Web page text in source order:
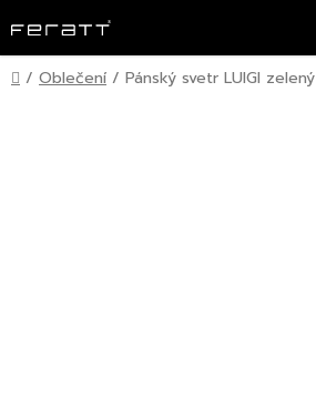
na
obsah
Domů
/ Oblečení / Pánský svetr LUIGI zelený